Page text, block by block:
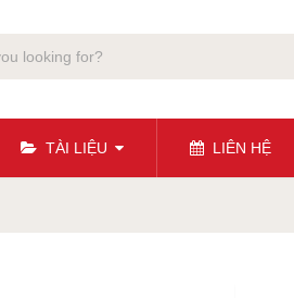
TÀI LIỆU LIÊN HỆ